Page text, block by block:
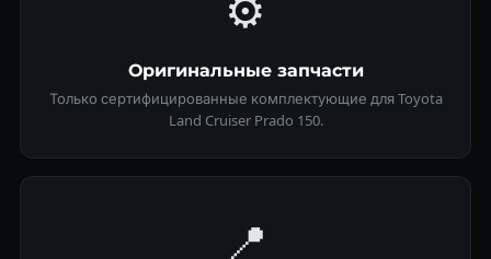
Оригинальные запчасти
Только сертифицированные комплектующие для Toyota
Land Cruiser Prado 150.
📍